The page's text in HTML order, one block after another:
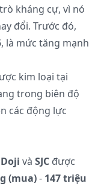
kháng cự, vì nó
đổi. Trước đó,
, là mức tăng mạnh
kim loại tại
trong biên độ
các động lực
Doji và SJC được
(mua)- 147 triệu